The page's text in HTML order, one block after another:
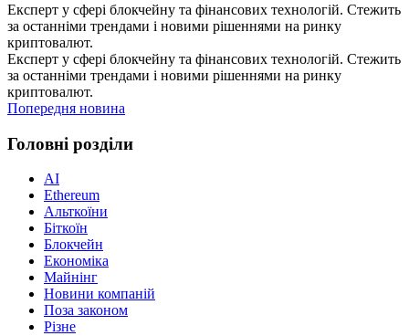
Експерт у сфері блокчейну та фінансових технологій. Стежить
за останніми трендами і новими рішеннями на ринку
криптовалют.
Експерт у сфері блокчейну та фінансових технологій. Стежить
за останніми трендами і новими рішеннями на ринку
криптовалют.
Попередня новина
Головні розділи
AI
Ethereum
Альткоїни
Біткоїн
Блокчейн
Економіка
Майнінг
Новини компаній
Поза законом
Різне